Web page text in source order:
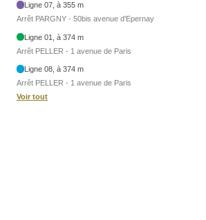
Ligne 07, à 355 m
Arrêt PARGNY - 50bis avenue d'Epernay
Ligne 01, à 374 m
Arrêt PELLER - 1 avenue de Paris
Ligne 08, à 374 m
Arrêt PELLER - 1 avenue de Paris
Voir tout